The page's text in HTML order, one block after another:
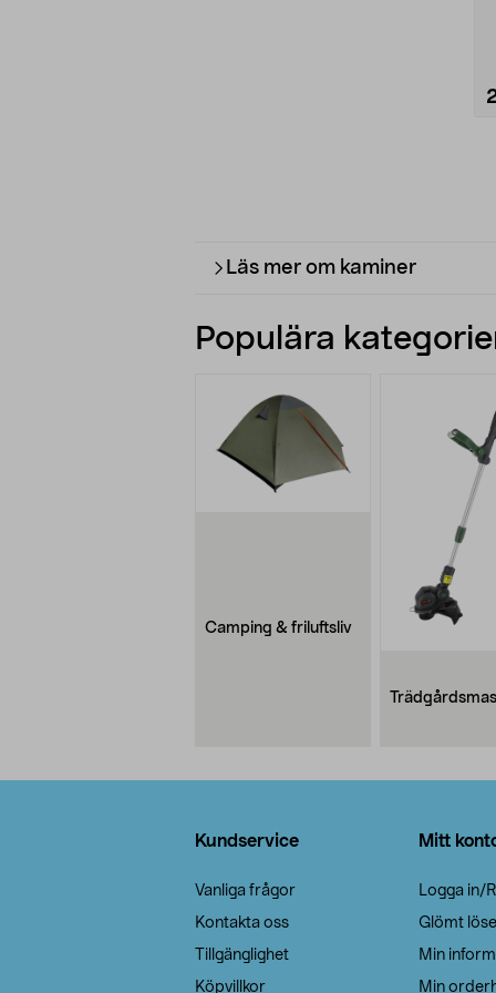
Läs mer om kaminer
Populära
Camping & friluftsliv
Kundservice
Vanliga frågor
Kontakta oss
Tillgänglighet
Köpvillkor
Mitt
Logga in/
Glömt
Min
Min